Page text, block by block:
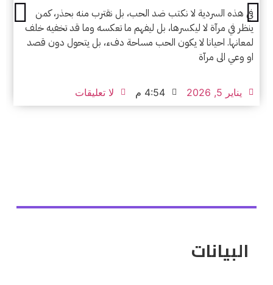
في هذه السردية لا نكتب ضد الحب، بل نقترب منه بحذر، كمن
ينظر في مرآة لا ليكسرها، بل ليفهم ما تعكسه وما قد تخفيه خلف
لمعانها. احيانا لا يكون الحب مساحة دفء، بل يتحول دون قصد
او وعي الى مرآة
يناير 5, 2026 4:54 م لا تعليقات
البيانات